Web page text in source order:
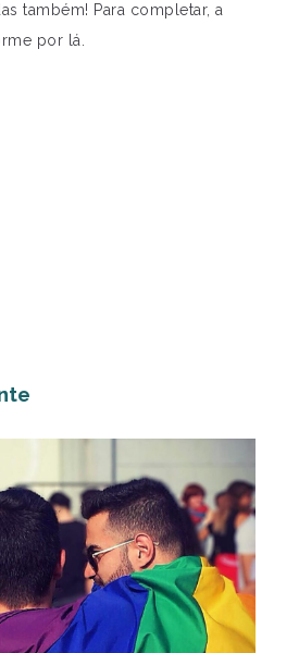
também! Para completar, a
por lá.